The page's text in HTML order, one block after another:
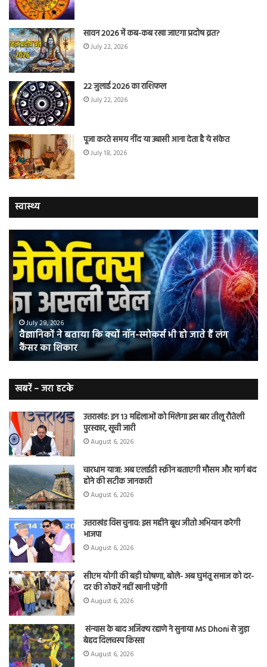
सावन 2026 में कब-कब रखा जाएगा प्रदोष व्रत?
July 22, 2026
22 जुलाई 2026 का राशिफल
July 22, 2026
पूजा करते समय नींद या उबासी आना देता है ये संकेत
July 18, 2026
स्वास्थ्य
बताया
कि
क्यों
नॉन-
स्मोकर्स
भी
हो
हैं
कैंसर का
शिकार
July 28, 2026
वैज्ञानिकों ने बताया कि क्यों नॉन-स्मोकर्स भी हो जाते हैं लंग
कैंसर का शिकार
में
की
खबरें – जरा हटके
उत्तराखंड: इन 13 महिलाओं को मिलेगा इस बार तीलू रौतेली
पुरस्कार, सूची जारी
August 6, 2026
चारधाम यात्रा: अब एलईडी स्क्रीन बताएगी मौसम और मार्ग बंद
होने की सटीक जानकारी
August 6, 2026
उत्तराखंड विस चुनाव: इस महीने बूथ जीतो अभियान करेगी
भाजपा
August 6, 2026
सीएम योगी की बड़ी घोषणा, बोले- अब घुमंतू समाज को दर-
दर की ठोकरें नहीं खानी पड़ेंगी
August 6, 2026
संन्यास के बाद अजिंक्‍य रहाणे ने सुनाया MS Dhoni से जुड़ा
बेहद दिलचस्प किस्सा
August 6, 2026